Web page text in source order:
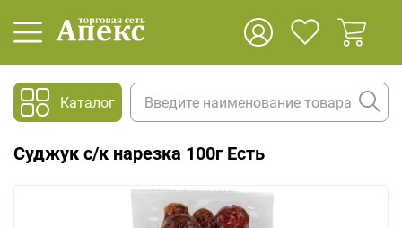
Каталог
Суджук с/к нарезка 100г Есть